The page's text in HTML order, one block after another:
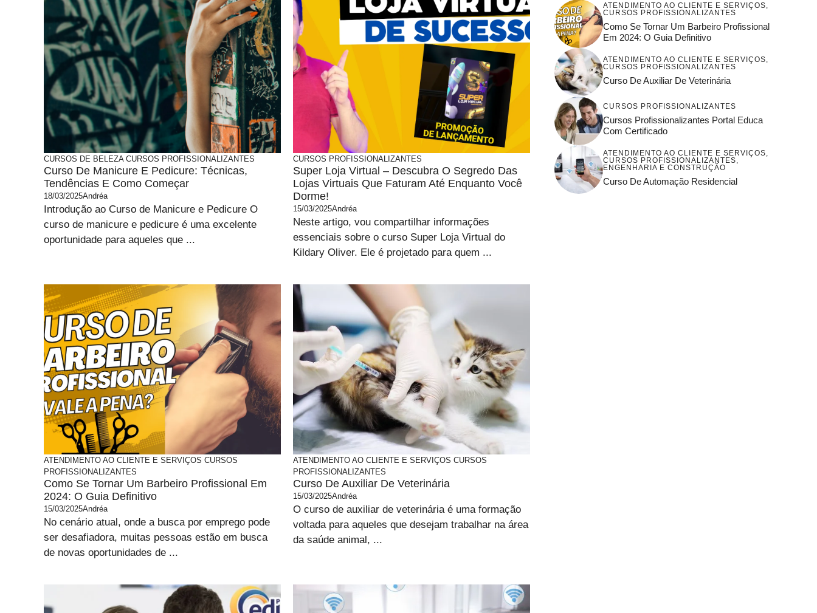
CURSOS DE BELEZA CURSOS PROFISSIONALIZANTES
Curso De Manicure E Pedicure: Técnicas,
Tendências E Como Começar
18/03/2025Andréa
Introdução ao Curso de Manicure e Pedicure O
curso de manicure e pedicure é uma excelente
oportunidade para aqueles que ...
CURSOS PROFISSIONALIZANTES
Super Loja Virtual – Descubra O Segredo Das
Lojas Virtuais Que Faturam Até Enquanto Você
Dorme!
15/03/2025Andréa
Neste artigo, vou compartilhar informações
essenciais sobre o curso Super Loja Virtual do
Kildary Oliver. Ele é projetado para quem ...
ATENDIMENTO AO CLIENTE E SERVIÇOS CURSOS
PROFISSIONALIZANTES
Como Se Tornar Um Barbeiro Profissional Em
2024: O Guia Definitivo
15/03/2025Andréa
No cenário atual, onde a busca por emprego pode
ser desafiadora, muitas pessoas estão em busca
de novas oportunidades de ...
ATENDIMENTO AO CLIENTE E SERVIÇOS CURSOS
PROFISSIONALIZANTES
Curso De Auxiliar De Veterinária
15/03/2025Andréa
O curso de auxiliar de veterinária é uma formação
voltada para aqueles que desejam trabalhar na área
da saúde animal, ...
ATENDIMENTO AO CLIENTE E SERVIÇOS
CURSOS PROFISSIONALIZANTES
Como Se Tornar Um Barbeiro Profissional
Em 2024: O Guia Definitivo
ATENDIMENTO AO CLIENTE E SERVIÇOS
CURSOS PROFISSIONALIZANTES
Curso De Auxiliar De Veterinária
CURSOS PROFISSIONALIZANTES
Cursos Profissionalizantes Portal Educa
Com Certificado
ATENDIMENTO AO CLIENTE E SERVIÇOS
CURSOS PROFISSIONALIZANTES
ENGENHARIA E CONSTRUÇÃO
Curso De Automação Residencial